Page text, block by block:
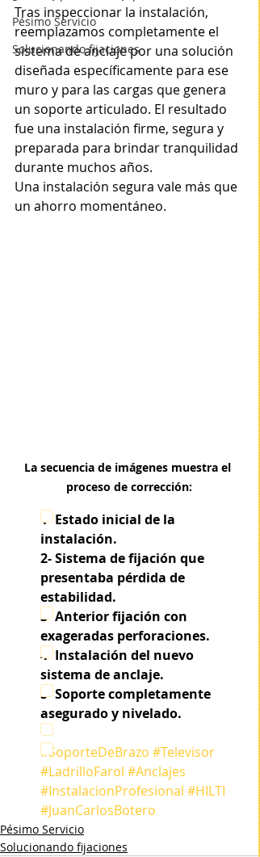
Pésimo Servicio
Solucionando fijaciones
Tras inspeccionar la instalación,
reemplazamos completamente el
sistema de anclaje por una solución
diseñada específicamente para ese
muro y para las cargas que genera
un soporte articulado. El resultado
fue una instalación firme, segura y
preparada para brindar tranquilidad
durante muchos años.
Una instalación segura vale más que
un ahorro momentáneo.
La secuencia de imágenes muestra el
proceso de corrección:
1- Estado inicial de la
instalación.
2-Sistema de fijación que
presentaba pérdida de
estabilidad.
3- Anterior fijación con
exageradas perforaciones.
4- Instalación del nuevo
sistema de anclaje.
5- Soporte completamente
asegurado y nivelado.
#SoporteDeBrazo #Televisor
#LadrilloFarol #Anclajes
#InstalacionProfesional #HILTI
#JuanCarlosBotero
Pésimo Servicio
Solucionando fijaciones